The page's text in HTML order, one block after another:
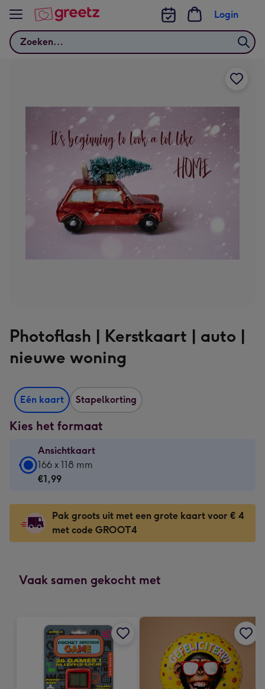
Bekijk meer
Zoeken
Login
Photoflash | Kerstkaart | auto |
nieuwe woning
Eén kaart Stapelkorting
Kies het formaat
Ansichtkaart
Ansichtkaart
-
-
166
x
-
118
mm
166 x 118 mm
€1,99
Pak groots uit met een grote kaart voor € 4
met code GROOT4
Vaak samen gekocht met